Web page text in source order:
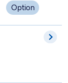
Option